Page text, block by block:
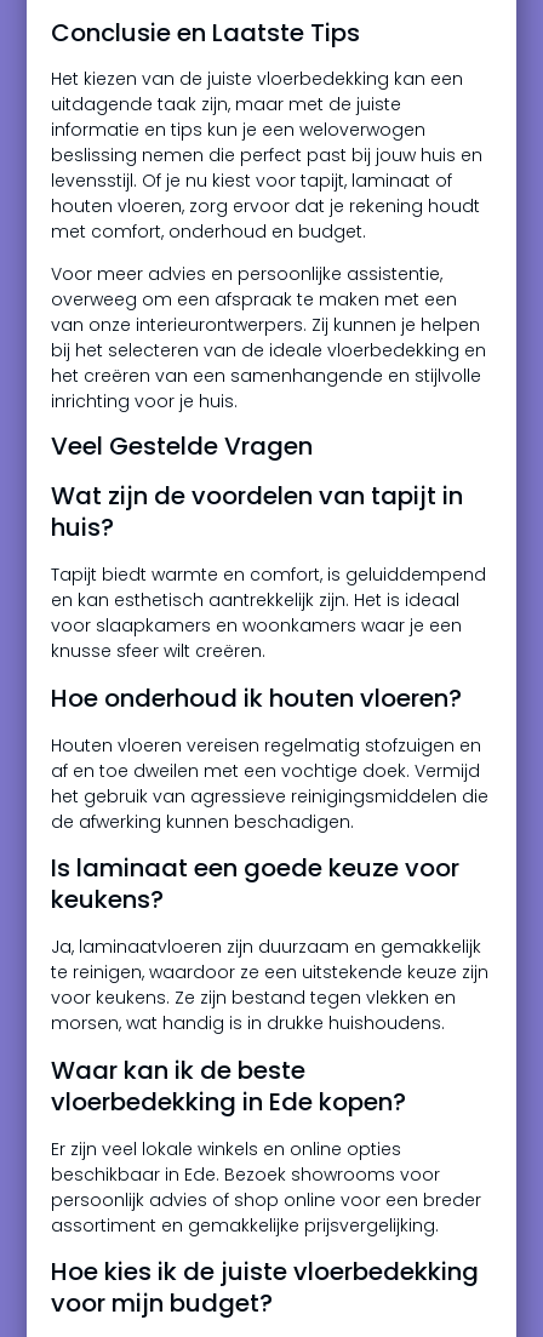
Conclusie en Laatste Tips
Het kiezen van de juiste vloerbedekking kan een
uitdagende taak zijn, maar met de juiste
informatie en tips kun je een weloverwogen
beslissing nemen die perfect past bij jouw huis en
levensstijl. Of je nu kiest voor tapijt, laminaat of
houten vloeren, zorg ervoor dat je rekening houdt
met comfort, onderhoud en budget.
Voor meer advies en persoonlijke assistentie,
overweeg om een afspraak te maken met een
van onze interieurontwerpers. Zij kunnen je helpen
bij het selecteren van de ideale vloerbedekking en
het creëren van een samenhangende en stijlvolle
inrichting voor je huis.
Veel Gestelde Vragen
Wat zijn de voordelen van tapijt in
huis?
Tapijt biedt warmte en comfort, is geluiddempend
en kan esthetisch aantrekkelijk zijn. Het is ideaal
voor slaapkamers en woonkamers waar je een
knusse sfeer wilt creëren.
Hoe onderhoud ik houten vloeren?
Houten vloeren vereisen regelmatig stofzuigen en
af en toe dweilen met een vochtige doek. Vermijd
het gebruik van agressieve reinigingsmiddelen die
de afwerking kunnen beschadigen.
Is laminaat een goede keuze voor
keukens?
Ja, laminaatvloeren zijn duurzaam en gemakkelijk
te reinigen, waardoor ze een uitstekende keuze zijn
voor keukens. Ze zijn bestand tegen vlekken en
morsen, wat handig is in drukke huishoudens.
Waar kan ik de beste
vloerbedekking in Ede kopen?
Er zijn veel lokale winkels en online opties
beschikbaar in Ede. Bezoek showrooms voor
persoonlijk advies of shop online voor een breder
assortiment en gemakkelijke prijsvergelijking.
Hoe kies ik de juiste vloerbedekking
voor mijn budget?